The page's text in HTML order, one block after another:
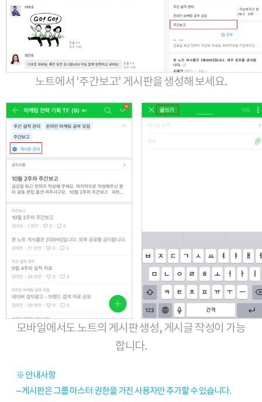
노트에서 '주간보고' 게시판을 생성해 보세요.
모바일에서도 노트의 게시판 생성, 게시글 작성이 가능
합니다.
※ 안내사항
– 게시판은 그룹 마스터 권한을 가진 사용자만 추가할 수 있습니다.